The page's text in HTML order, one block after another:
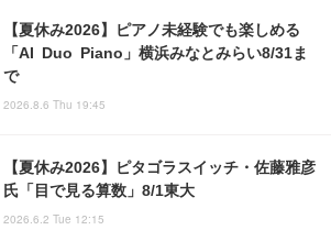
【夏休み2026】ピアノ未経験でも楽しめる
「AI Duo Piano」横浜みなとみらい8/31ま
で
2026.8.6 Thu 19:45
【夏休み2026】ピタゴラスイッチ・佐藤雅彦
氏「目で見る算数」8/1東大
2026.6.2 Tue 12:15